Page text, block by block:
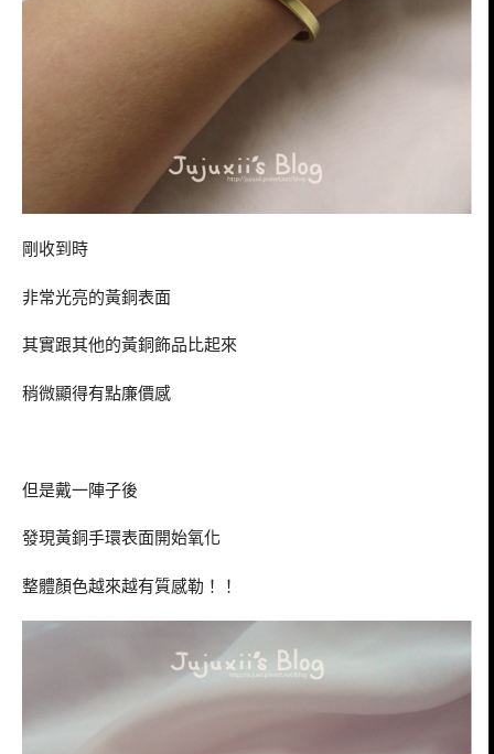
剛收到時
非常光亮的黃銅表面
其實跟其他的黃銅飾品比起來
稍微顯得有點廉價感
但是戴一陣子後
發現黃銅手環表面開始氧化
整體顏色越來越有質感勒！！